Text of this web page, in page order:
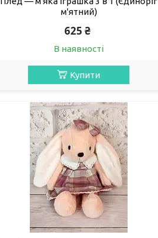
м'ятний)
625 ₴
В наявності
Купити